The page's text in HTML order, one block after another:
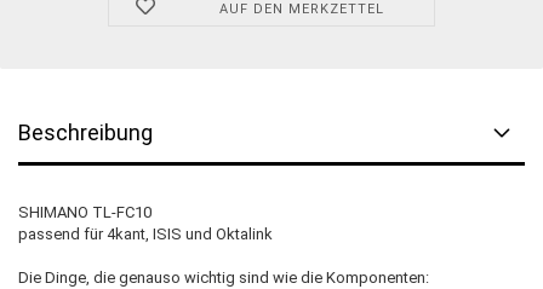
AUF DEN MERKZETTEL
Beschreibung
SHIMANO TL-FC10
passend für 4kant, ISIS und Oktalink
Die Dinge, die genauso wichtig sind wie die Komponenten: